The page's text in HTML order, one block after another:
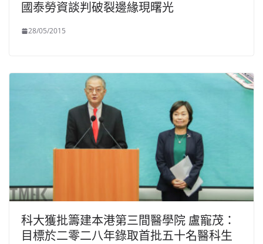
國泰勞資談判破裂邊緣現曙光
28/05/2015
科大獲批籌建本港第三間醫學院 盧寵茂：
目標於二零二八年錄取首批五十名醫科生